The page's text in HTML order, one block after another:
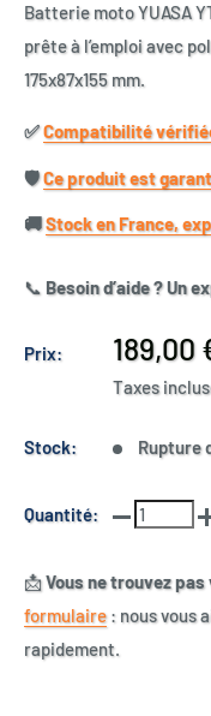
Batterie moto YUASA
prête à l’emploi avec
175x87x155 mm.
✅​Compatibilité
🛡️​Ce produit est
🚚​Stock en France,
📞 Besoin d’aide ? Un
Prix:
Prix
réduit
189,00
Taxes
Stock: Rupture
Quantité:
📩Vous ne trouvez
formulaire : nous vous
rapidement.